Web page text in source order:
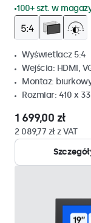
100+ szt. w
Wyświetlacz 5:4
Wejścia: HDMI,
Montaż:
Rozmiar: 410 x
1 699,00 zł
2 089,77 zł z VAT